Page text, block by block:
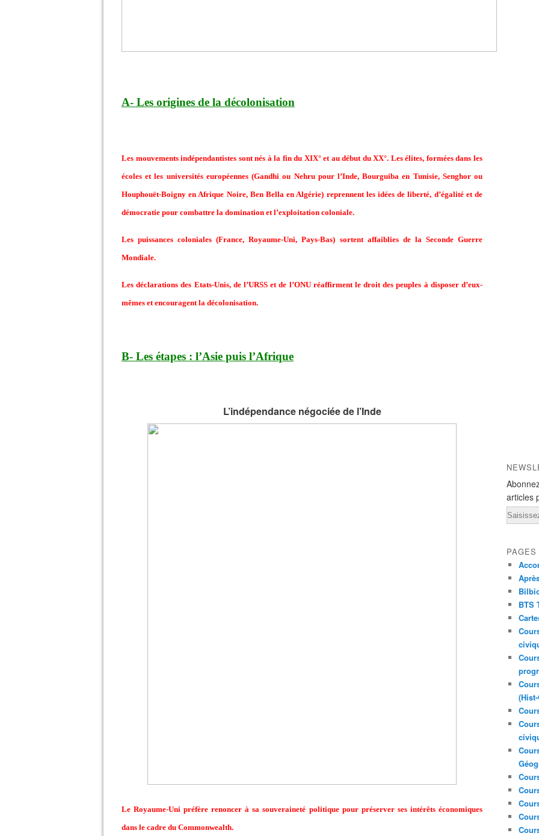
A- Les origines de la décolonisation
Les mouvements indépendantistes sont nés à la fin du XIX° et au début du XX°. Les élites, formées dans les
écoles et les universités européennes (Gandhi ou Nehru pour l’Inde, Bourguiba en Tunisie, Senghor ou
Houphouët-Boigny en Afrique Noire, Ben Bella en Algérie) reprennent les idées de liberté, d’égalité et de
démocratie pour combattre la domination et l’exploitation coloniale.
Les puissances coloniales (France, Royaume-Uni, Pays-Bas) sortent affaiblies de la Seconde Guerre
Mondiale.
Les déclarations des Etats-Unis, de l’URSS et de l’ONU réaffirment le droit des peuples à disposer d’eux-
mêmes et encouragent la décolonisation.
B- Les étapes : l’Asie puis l’Afrique
L’indépendance négociée de l’Inde
Le Royaume-Uni préfère renoncer à sa souveraineté politique pour préserver ses intérêts économiques
dans le cadre du Commonwealth.
articles
Email
PAGES
BTS